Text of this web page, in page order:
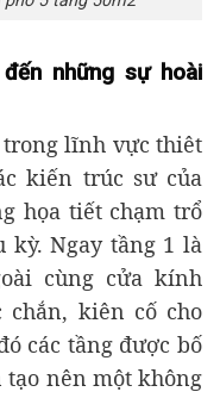
những sự hoài
lĩnh vực thiêt
kiến trúc sư của
họa tiết chạm trổ
kỳ. Ngay tầng 1 là
cùng cửa kính
chắn, kiên cố cho
các tầng được bố
tạo nên một không